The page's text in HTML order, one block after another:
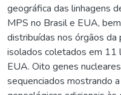
geográfica das linhagens
MPS no Brasil e EUA,
distribuídas nos órgãos
isolados coletados em 11
EUA. Oito genes
sequenciados mostrando